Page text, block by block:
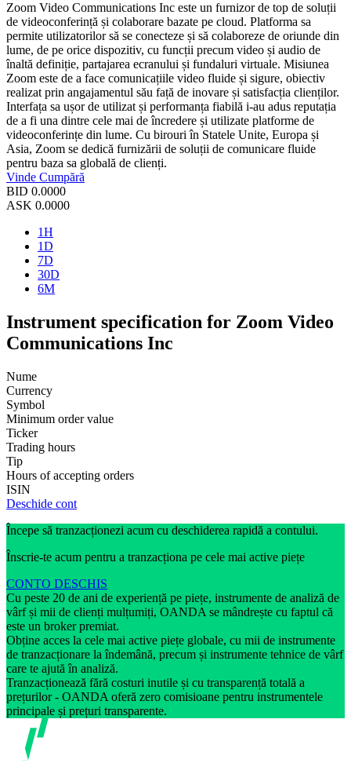
Zoom Video Communications Inc este un furnizor de top de soluții
de videoconferință și colaborare bazate pe cloud. Platforma sa
permite utilizatorilor să se conecteze și să colaboreze de oriunde din
lume, de pe orice dispozitiv, cu funcții precum video și audio de
înaltă definiție, partajarea ecranului și fundaluri virtuale. Misiunea
Zoom este de a face comunicațiile video fluide și sigure, obiectiv
realizat prin angajamentul său față de inovare și satisfacția clienților.
Interfața sa ușor de utilizat și performanța fiabilă i-au adus reputația
de a fi una dintre cele mai de încredere și utilizate platforme de
videoconferințe din lume. Cu birouri în Statele Unite, Europa și
Asia, Zoom se dedică furnizării de soluții de comunicare fluide
pentru baza sa globală de clienți.
Vinde Cumpără
BID 0.0000
ASK 0.0000
1H
1D
7D
30D
6M
Instrument specification for Zoom Video
Communications Inc
Nume
Currency
Symbol
Minimum order value
Ticker
Trading hours
Tip
Hours of accepting orders
ISIN
Deschide cont
Începe să tranzacționezi acum cu deschiderea rapidă a contului.
Înscrie-te acum pentru a tranzacționa pe cele mai active piețe
CONTO DESCHIS
Cu peste 20 de ani de experiență pe piețe, instrumente de analiză de
vârf și mii de clienți mulțumiți, OANDA se mândrește cu faptul că
este un broker premiat.
Obține acces la cele mai active piețe globale, cu mii de instrumente
de tranzacționare la îndemână, precum și instrumente tehnice de vârf
care te ajută în analiză.
Tranzacționează fără costuri inutile și cu transparență totală a
prețurilor - OANDA oferă zero comisioane pentru instrumentele
principale și prețuri transparente.